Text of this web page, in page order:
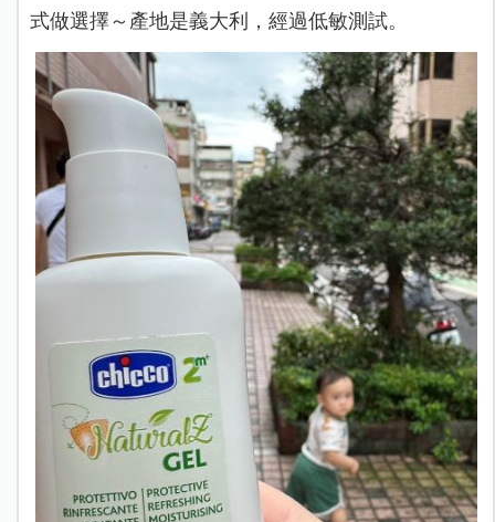
式做選擇～產地是義大利，經過低敏測試。